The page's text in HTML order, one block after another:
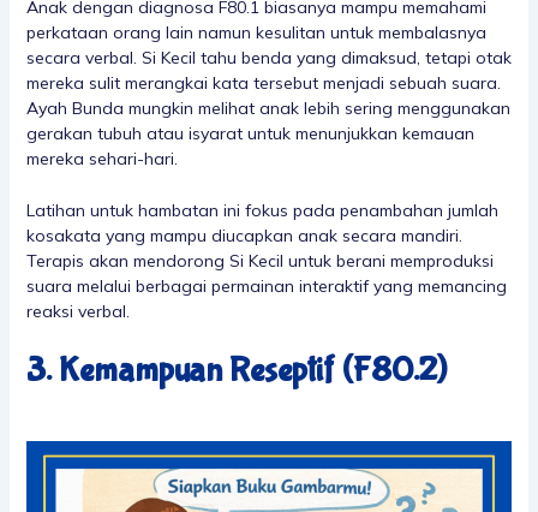
Anak dengan diagnosa F80.1 biasanya mampu memahami
perkataan orang lain namun kesulitan untuk membalasnya
secara verbal. Si Kecil tahu benda yang dimaksud, tetapi otak
mereka sulit merangkai kata tersebut menjadi sebuah suara.
Ayah Bunda mungkin melihat anak lebih sering menggunakan
gerakan tubuh atau isyarat untuk menunjukkan kemauan
mereka sehari-hari.
Latihan untuk hambatan ini fokus pada penambahan jumlah
kosakata yang mampu diucapkan anak secara mandiri.
Terapis akan mendorong Si Kecil untuk berani memproduksi
suara melalui berbagai permainan interaktif yang memancing
reaksi verbal.
3. Kemampuan Reseptif (F80.2)